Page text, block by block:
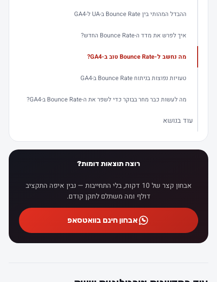
ההבדל המהותי בין Bounce Rate ב-UA ל-GA4
איך לפרש את מדד ה-Bounce Rate החדש?
מה נחשב ל-Bounce Rate טוב ב-GA4?
טעויות נפוצות בניתוח Bounce Rate ב-GA4
מה לעשות כבר מחר בבוקר כדי לשפר את ה-Bounce Rate ב-GA4?
עוד בנושא
רוצה תוצאות דומות?
אבחון קצר של 10 דקות, בלי התחייבות — נבין איפה התקציב
דולף ומה משתלם לתקן קודם.
אבחון חינם בוואטסאפ